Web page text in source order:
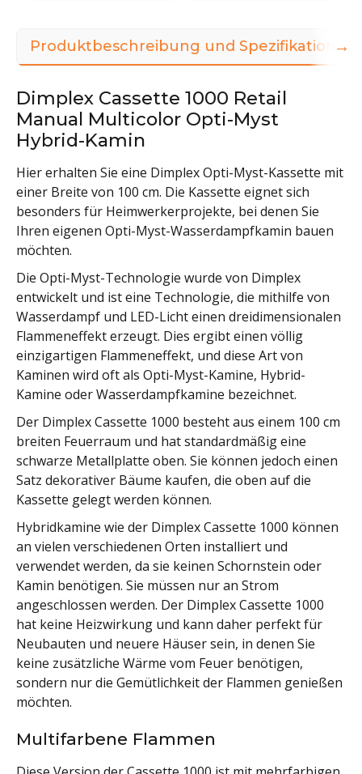
Produktbeschreibung und Spezifikationen
Dimplex Cassette 1000 Retail
Manual Multicolor Opti-Myst
Hybrid-Kamin
Hier erhalten Sie eine Dimplex Opti-Myst-Kassette mit
einer Breite von 100 cm. Die Kassette eignet sich
besonders für Heimwerkerprojekte, bei denen Sie
Ihren eigenen Opti-Myst-Wasserdampfkamin bauen
möchten.
Die Opti-Myst-Technologie wurde von Dimplex
entwickelt und ist eine Technologie, die mithilfe von
Wasserdampf und LED-Licht einen dreidimensionalen
Flammeneffekt erzeugt. Dies ergibt einen völlig
einzigartigen Flammeneffekt, und diese Art von
Kaminen wird oft als Opti-Myst-Kamine, Hybrid-
Kamine oder Wasserdampfkamine bezeichnet.
Der Dimplex Cassette 1000 besteht aus einem 100 cm
breiten Feuerraum und hat standardmäßig eine
schwarze Metallplatte oben. Sie können jedoch einen
Satz dekorativer Bäume kaufen, die oben auf die
Kassette gelegt werden können.
Hybridkamine wie der Dimplex Cassette 1000 können
an vielen verschiedenen Orten installiert und
verwendet werden, da sie keinen Schornstein oder
Kamin benötigen. Sie müssen nur an Strom
angeschlossen werden. Der Dimplex Cassette 1000
hat keine Heizwirkung und kann daher perfekt für
Neubauten und neuere Häuser sein, in denen Sie
keine zusätzliche Wärme vom Feuer benötigen,
sondern nur die Gemütlichkeit der Flammen genießen
möchten.
Multifarbene Flammen
→